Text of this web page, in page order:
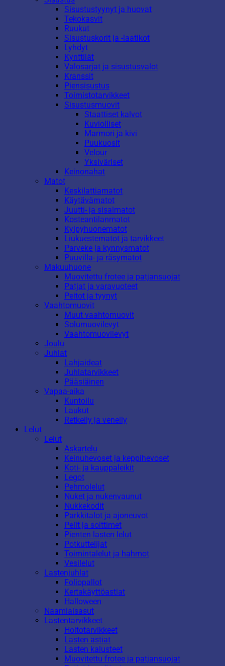
Sisustustyynyt ja huovat
Tekokasvit
Ruukut
Sisustuskorit ja -laatikot
Lyhdyt
Kynttilät
Valosarjat ja sisustusvalot
Kranssit
Piensisustus
Toimistotarvikkeet
Sisustusmuovit
Staattiset kalvot
Kuviolliset
Marmori ja kivi
Puukuosit
Velour
Yksiväriset
Keinonahat
Matot
Keskilattiamatot
Käytävämatot
Juutti- ja sisalmatot
Kosteantilanmatot
Kylpyhuonematot
Liukuestematot ja tarvikkeet
Parveke ja kynnysmatot
Puuvilla- ja räsymatot
Makuuhuone
Muovitettu frotee ja patjansuojat
Patjat ja varavuoteet
Peitot ja tyynyt
Vaahtomuovit
Muut vaahtomuovit
Solumuovilevyt
Vaahtomuovilevyt
Joulu
Juhlat
Lahjaideat
Juhlatarvikkeet
Pääsiäinen
Vapaa-aika
Kuntoilu
Laukut
Retkeily ja veneily
Lelut
Lelut
Askartelu
Keinuhevoset ja keppihevoset
Koti- ja kauppaleikit
Legot
Pehmolelut
Nuket ja nukenvaunut
Nukkekodit
Parkkitalot ja ajoneuvot
Pelit ja soittimet
Pienten lasten lelut
Potkuttelijat
Toimintalelut ja hahmot
Vesilelut
Lastenjuhlat
Foliopallot
Kertakäyttöastiat
Halloween
Naamiaisasut
Lastentarvikkeet
Hoitotarvikkeet
Lasten astiat
Lasten kalusteet
Muovitettu frotee ja patjansuojat